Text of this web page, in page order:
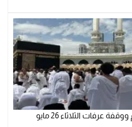
عرفات الثلاثاء 26 مايو